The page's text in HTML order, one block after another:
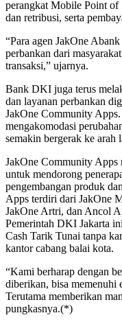
perangkat Mobile Point of
dan retribusi, serta
“Para agen JakOne
perbankan dari
transaksi,” ujarnya.
Bank DKI juga terus
dan layanan perbankan
JakOne Community
mengakomodasi
semakin bergerak ke arah
JakOne Community Apps
untuk mendorong
pengembangan produk
Apps terdiri dari JakOne
JakOne Artri, dan Ancol
Pemerintah DKI Jakarta
Cash Tarik Tunai tanpa
kantor cabang balai kota.
“Kami berharap dengan
diberikan, bisa memenuhi
Terutama memberikan
pungkasnya.(*)